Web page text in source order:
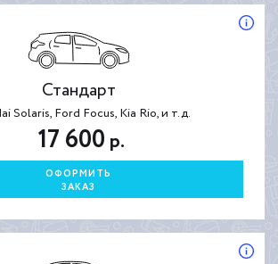
Стандарт
Solaris, Ford Focus, Kia Rio, и т.д.
17 600 р.
ОФОРМИТЬ
ЗАКАЗ